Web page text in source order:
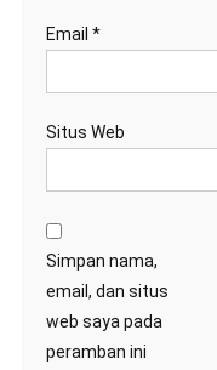
Email *
Situs Web
Simpan nama,
email, dan situs
web saya pada
peramban ini